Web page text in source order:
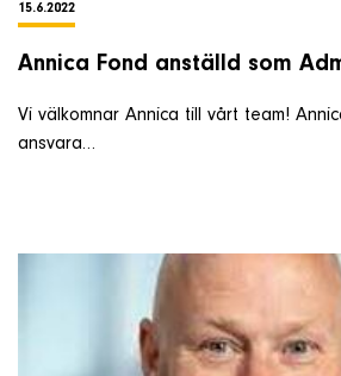
15.6.2022
Annica Fond anställd som
Vi välkomnar Annica till vårt team!
ansvara…